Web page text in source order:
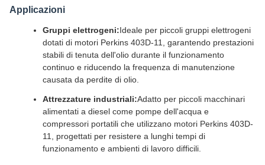
Applicazioni
Gruppi elettrogeni:Ideale per piccoli gruppi elettrogeni
dotati di motori Perkins 403D-11, garantendo prestazioni
stabili di tenuta dell'olio durante il funzionamento
continuo e riducendo la frequenza di manutenzione
causata da perdite di olio.
Attrezzature industriali:Adatto per piccoli macchinari
alimentati a diesel come pompe dell'acqua e
compressori portatili che utilizzano motori Perkins 403D-
11, progettati per resistere a lunghi tempi di
funzionamento e ambienti di lavoro difficili.